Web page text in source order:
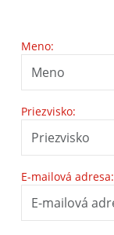
Meno:
Priezvisko:
E-mailová adresa: